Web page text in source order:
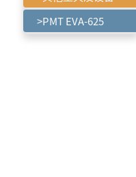
>PMT EVA-625